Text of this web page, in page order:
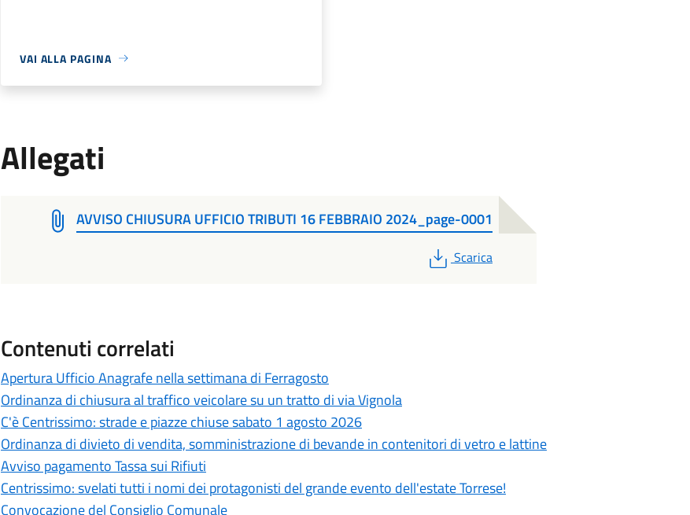
VAI ALLA PAGINA
Allegati
AVVISO CHIUSURA UFFICIO TRIBUTI 16 FEBBRAIO 2024_page-0001
PDF
Scarica
Contenuti correlati
Apertura Ufficio Anagrafe nella settimana di Ferragosto
Ordinanza di chiusura al traffico veicolare su un tratto di via Vignola
C'è Centrissimo: strade e piazze chiuse sabato 1 agosto 2026
Ordinanza di divieto di vendita, somministrazione di bevande in contenitori di vetro e lattine
Avviso pagamento Tassa sui Rifiuti
Centrissimo: svelati tutti i nomi dei protagonisti del grande evento dell'estate Torrese!
Convocazione del Consiglio Comunale